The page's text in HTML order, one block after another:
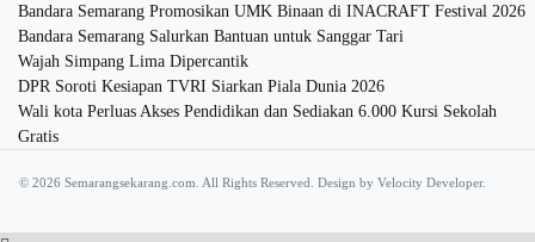
Bandara Semarang Promosikan UMK Binaan di INACRAFT Festival 2026
Bandara Semarang Salurkan Bantuan untuk Sanggar Tari
Wajah Simpang Lima Dipercantik
DPR Soroti Kesiapan TVRI Siarkan Piala Dunia 2026
Wali kota Perluas Akses Pendidikan dan Sediakan 6.000 Kursi Sekolah
Gratis
© 2026 Semarangsekarang.com. All Rights Reserved. Design by Velocity Developer.